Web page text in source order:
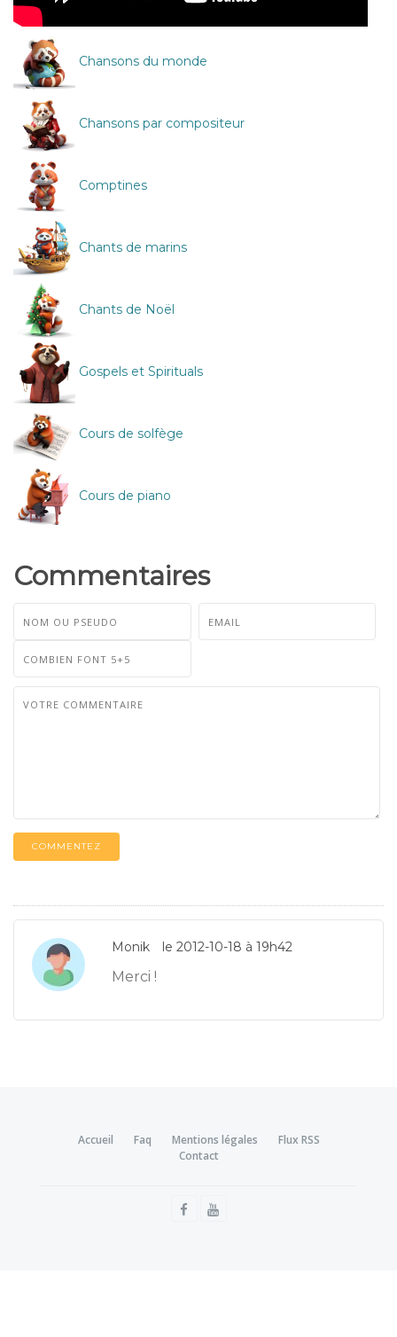
Chansons du monde
Chansons par compositeur
Comptines
Chants de marins
Chants de Noël
Gospels et Spirituals
Cours de solfège
Cours de piano
Commentaires
COMMENTEZ
Monik le 2012-10-18 à 19h42
Merci !
Accueil Faq Mentions légales
Flux RSS
Contact